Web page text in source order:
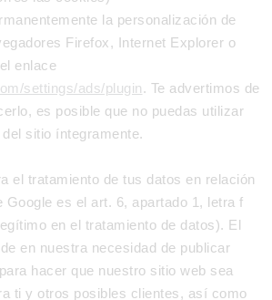
la personalización de
Firefox, Internet Explorer o
enlace
settings/ads/plugin. Te advertimos de
es posible que no puedas utilizar
sitio íntegramente.
el tratamiento de tus datos en relación
Google es el art. 6, apartado 1, letra f
en el tratamiento de datos). El
en nuestra necesidad de publicar
hacer que nuestro sitio web sea
ti y otros posibles clientes, así como